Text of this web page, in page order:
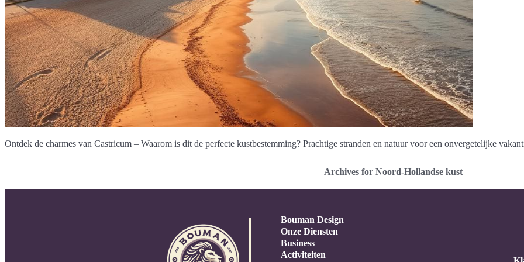
Ontdek de charmes van Castricum – Waarom is dit de perfecte kustbestemming? Prachtige stranden en natuur voor een onvergetelijke
Archives for Noord-Hollandse kust
Bouman Design
Onze Diensten
Business
Activiteiten